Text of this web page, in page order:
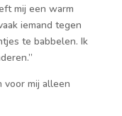
mij een warm
iemand tegen
te babbelen. Ik
voor mij alleen